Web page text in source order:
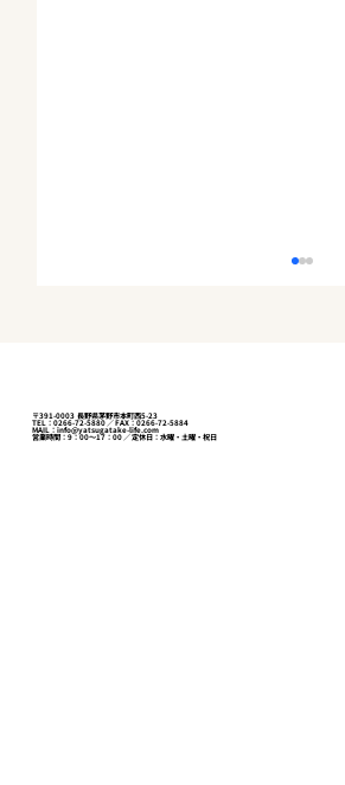
事業用定期借地権付きの
〒391-0003 長野県茅野市本町西5-23
TEL：0266-72-5880 ／ FAX：0266-72-5884
MAIL：info@yatsugatake-life.com
営業時間：9：00～17：00 ／ 定休日：水曜・土曜・祝日